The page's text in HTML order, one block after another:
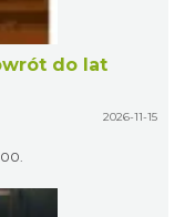
do lat
2026-11-15